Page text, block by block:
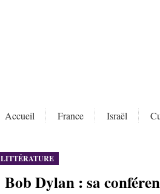
Accueil France Israël
LITTÉRATURE
Bob Dylan : sa